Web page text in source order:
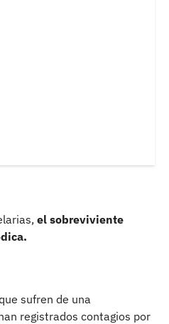
el sobreviviente
sufren de una
registrados contagios por